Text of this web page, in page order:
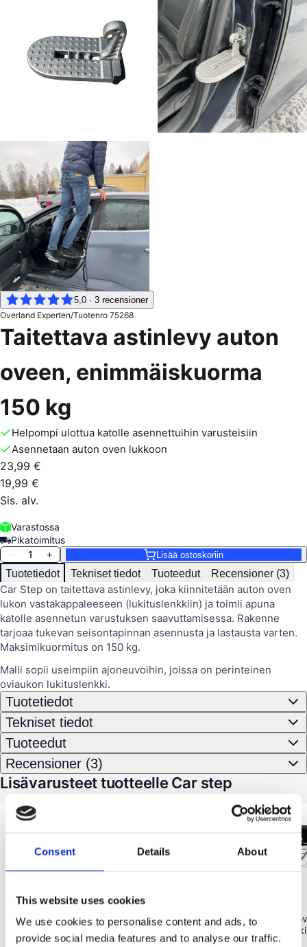
Consent Details About
This website uses cookies
We use cookies to personalise content and ads, to
provide social media features and to analyse our traffic.
5,0 · 3 recensioner
Overland Experten/Tuotenro 75268
Taitettava astinlevy auton
oveen, enimmäiskuorma
150 kg
Helpompi ulottua katolle asennettuihin varusteisiin
Asennetaan auton oven lukkoon
23,99 €
19,99 €
Sis. alv.
Varastossa
Pikatoimitus
−
1 + Lisää ostoskoriin
Tuotetiedot Tekniset tiedot Tuoteedut Recensioner (3)
Car Step on taitettava astinlevy, joka kiinnitetään auton oven
lukon vastakappaleeseen (lukituslenkkiin) ja toimii apuna
katolle asennetun varustuksen saavuttamisessa. Rakenne
tarjoaa tukevan seisontapinnan asennusta ja lastausta varten.
Maksimikuormitus on 150 kg.
Malli sopii useimpiin ajoneuvoihin, joissa on perinteinen
oviaukon lukituslenkki.
Tuotetiedot
Tekniset tiedot
Tuoteedut
Recensioner (3)
Lisävarusteet tuotteelle Car step
Wild Land
Universal Tarp, varjokatos kattotelttaan,
Rock Cruiser Pro,
kattoteltta, 2–3